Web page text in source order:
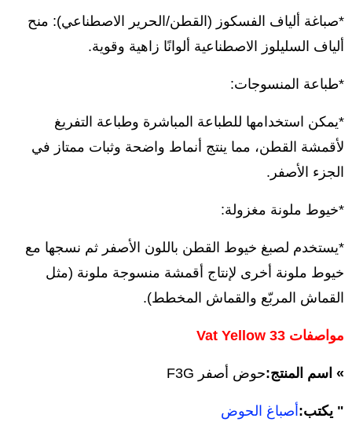
*صباغة ألياف الفسكوز (القطن/الحرير الاصطناعي): منح
ألياف السليلوز الاصطناعية ألوانًا زاهية وقوية.
*طباعة المنسوجات:
*يمكن استخدامها للطباعة المباشرة وطباعة التفريغ
لأقمشة القطن، مما ينتج أنماط واضحة وثبات ممتاز في
الجزء الأصفر.
*خيوط ملونة مغزولة:
*يستخدم لصبغ خيوط القطن باللون الأصفر ثم نسجها مع
خيوط ملونة أخرى لإنتاج أقمشة منسوجة ملونة (مثل
القماش المربّع والقماش المخطط).
مواصفات Vat Yellow 33
» اسم المنتج:حوض أصفر F3G
" يكتب: أصباغ الحوض